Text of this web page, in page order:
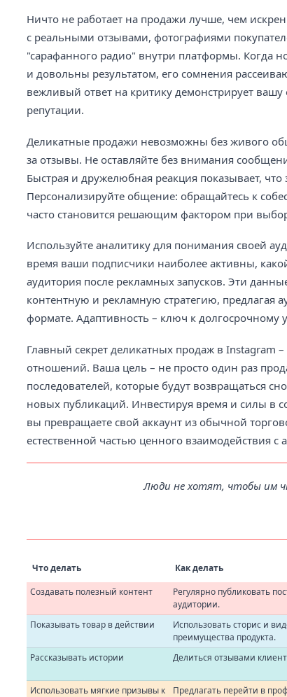
Ничто не работает на продажи лучше, чем
с реальными отзывами, фотографиями
"сарафанного радио" внутри платформы. Когда
и довольны результатом, его сомнения
вежливый ответ на критику демонстрирует вашу
репутации.
Деликатные продажи невозможны без живого
за отзывы. Не оставляйте без внимания
Быстрая и дружелюбная реакция показывает,
Персонализируйте общение: обращайтесь к
часто становится решающим фактором при
Используйте аналитику для понимания своей
время ваши подписчики наиболее активны,
аудитория после рекламных запусков. Эти
контентную и рекламную стратегию,
формате. Адаптивность – ключ к
Главный секрет деликатных продаж в Instagram
отношений. Ваша цель – не просто один раз
последователей, которые будут возвращаться
новых публикаций. Инвестируя время и силы в
вы превращаете свой аккаунт из обычной
естественной частью ценного взаимодействия с
Люди не хотят, чтобы им
Что делать Как делать
Создавать полезный контент
Регулярно публиковать
аудитории.
Показывать товар в действии
Использовать сторис и
преимущества продукта.
Рассказывать истории
Делиться отзывами
Использовать мягкие призывы к
Предлагать перейти в